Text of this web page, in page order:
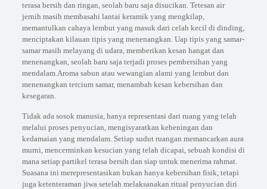
terasa bersih dan ringan, seolah baru saja disucikan. Tetesan air
jernih masih membasahi lantai keramik yang mengkilap,
memantulkan cahaya lembut yang masuk dari celah kecil di dinding,
menciptakan kilauan tipis yang menenangkan. Uap tipis yang samar-
samar masih melayang di udara, memberikan kesan hangat dan
menenangkan, seolah baru saja terjadi proses pembersihan yang
mendalam.Aroma sabun atau wewangian alami yang lembut dan
menenangkan tercium samar, menambah kesan kebersihan dan
kesegaran.
Tidak ada sosok manusia, hanya representasi dari ruang yang telah
melalui proses penyucian, mengisyaratkan keheningan dan
kedamaian yang mendalam. Setiap sudut ruangan memancarkan aura
murni, mencerminkan kesucian yang telah dicapai, sebuah kondisi di
mana setiap partikel terasa bersih dan siap untuk menerima rahmat.
Suasana ini merepresentasikan bukan hanya kebersihan fisik, tetapi
juga ketenteraman jiwa setelah melaksanakan ritual penyucian diri